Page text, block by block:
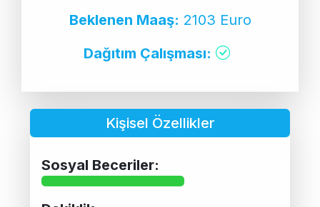
Beklenen Maaş: 2103 Euro
Dağıtım Çalışması:
Kişisel Özellikler
Sosyal Beceriler: